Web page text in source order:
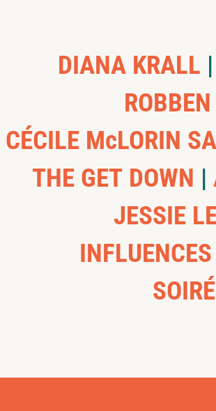
DIANA KRALL |
CÉCILE McLORIN
THE GET DOWN |
JESSIE